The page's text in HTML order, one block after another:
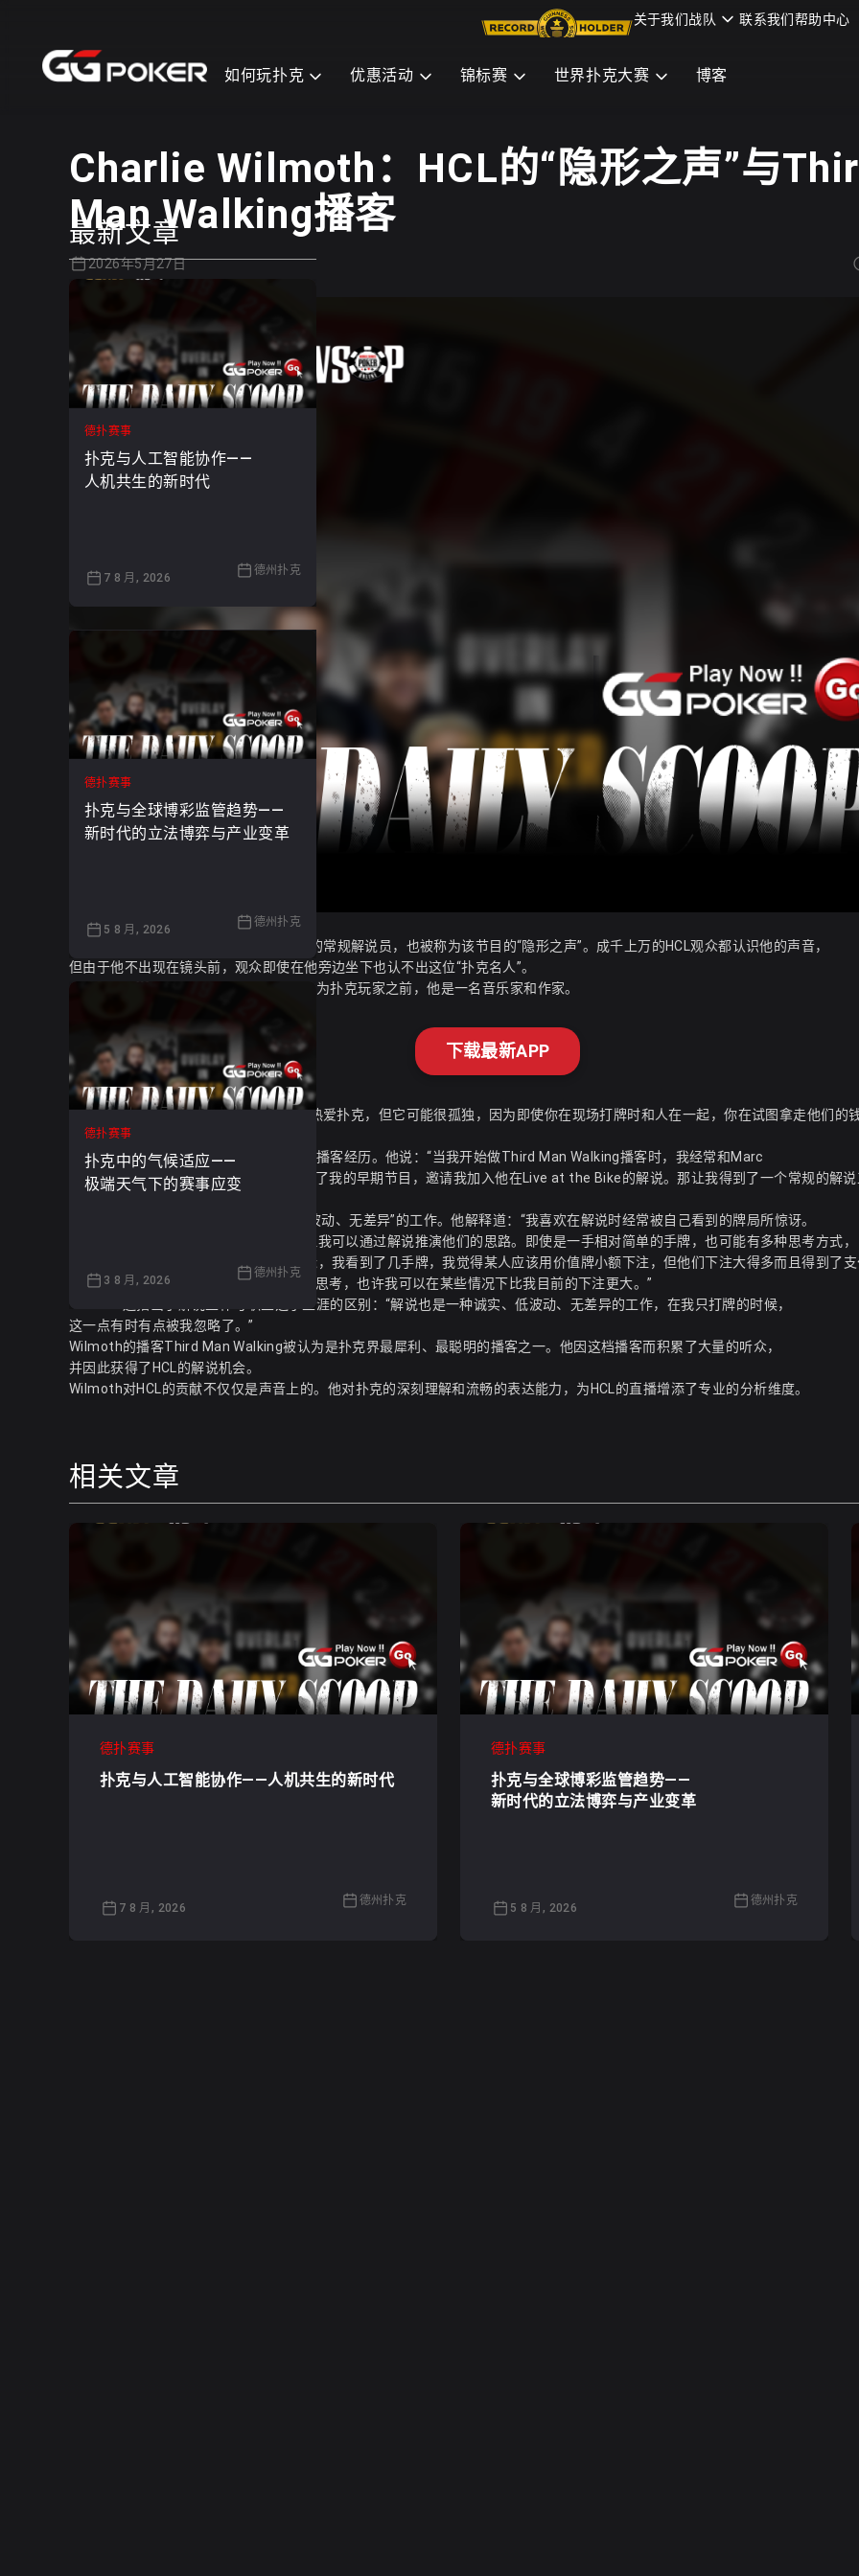
如何玩扑克 优惠活动 锦标赛 世界扑克大赛 博客
关于我们战队 联系我们帮助中心
Charlie Wilmoth：HCL的“隐形之声”与
Man Walking播客
2026年5月27日
Charlie Wilmoth是Hustler Casino Live的常规解说员，也被称为该节目的“隐形之声”。成千上万的HCL观众都认识他的声音，
但由于他不出现在镜头前，观众即使在他旁边坐下也认不出这位“扑克名人”。
Wilmoth的扑克生涯始于俄亥俄州。在成为扑克玩家之前，他是一名音乐家和作家。
下载最新APP
他说：“我一直喜欢创作和分享作品。我热爱扑克，但它可能很孤独，因为即使你在现场打牌时和人在一起，你在试图拿走他们的钱
他们也在试图拿走你的钱。”
Wilmoth之所以走上解说之路，源于他的播客经历。他说：“当我开始做Third Man Walking播客时，我经常和Marc
Goone一起玩5/10/20级别的游戏。他听了我的早期节目，邀请我加入他在Live at the Bike的解说。那让我得到了一个常规的解说
Wilmoth形容解说工作是一种“诚实、低波动、无差异”的工作。他解释道：“我喜欢在解说时经常被自己看到的牌局所惊讶。
通常有人做了与我会做的不同的事情，但我可以通过解说推演他们的思路。即使是一手相对简单的手牌，也可能有多种思考方式，
试着欣赏他人的视角是很有价值的。最近，我看到了几手牌，我觉得某人应该用价值牌小额下注，但他们下注大得多而且得到了支
我打的游戏没有HCL那么疯狂，但这让我思考，也许我可以在某些情况下比我目前的下注更大。”
Wilmoth还指出了解说工作与职业选手生涯的区别：“解说也是一种诚实、低波动、无差异的工作，在我只打牌的时候，
这一点有时有点被我忽略了。”
Wilmoth的播客Third Man Walking被认为是扑克界最犀利、最聪明的播客之一。他因这档播客而积累了大量的听众，
并因此获得了HCL的解说机会。
Wilmoth对HCL的贡献不仅仅是声音上的。他对扑克的深刻理解和流畅的表达能力，为HCL的直播增添了专业的分析维度。
相关文章
德扑赛事
扑克与人工智能协作——人机共生的新时代
7 8 月, 2026
德州扑克
德扑赛事
扑克与全球博彩监管趋势——
新时代的立法博弈与产业变革
5 8 月, 2026
德州扑克
最新文章
德扑赛事
扑克与人工智能协作——
人机共生的新时代
7 8 月, 2026
德州扑克
德扑赛事
扑克与全球博彩监管趋势——
新时代的立法博弈与产业变革
5 8 月, 2026
德州扑克
德扑赛事
扑克中的气候适应——
极端天气下的赛事应变
3 8 月, 2026
德州扑克